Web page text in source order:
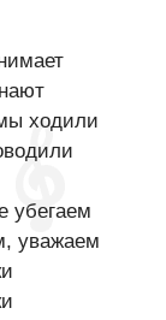
ходили
убегаем
уважаем